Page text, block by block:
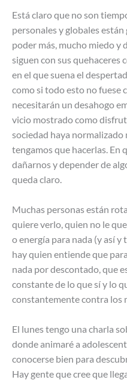
Está claro que no son
personales y globales
poder más, mucho miedo y
siguen con sus quehaceres
en el que suena el
como si todo esto no fuese
necesitarán un desahogo
vicio mostrado como
sociedad haya normalizado
tengamos que hacerlas.
dañarnos y depender de
queda claro.
Muchas personas están
quiere verlo, quien no le
o energía para nada (y así
hay quien entiende que
nada por descontado, que
constante de lo que sí y lo
constantemente contra los
El lunes tengo una charla
donde animaré a
conocerse bien para
Hay gente que cree que